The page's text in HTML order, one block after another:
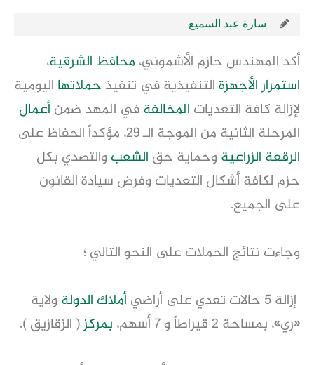
سارة عبد السميع
أكد المهندس حازم الأشموني، محافظ الشرقية،
استمرارالأجهزة التنفيذية في تنفيذ حملاتها
لإزالة كافة التعديات المخالفة في المهد ضمن أعمال
المرحلة الثانية من الموجة الـ ٢٩، مؤكداً الحفاظ على
الرقعة الزراعية وحماية حق الشعب
على الجميع.
وجاءت نتائج الحملات على النحو التالي ؛
إزالة ٥ حالات تعدي على أراضي أملاك الدولة
«ري»، بمساحة ٢ قيراطاً و ٧ أسهم،
بمركز ( الزقازيق ).